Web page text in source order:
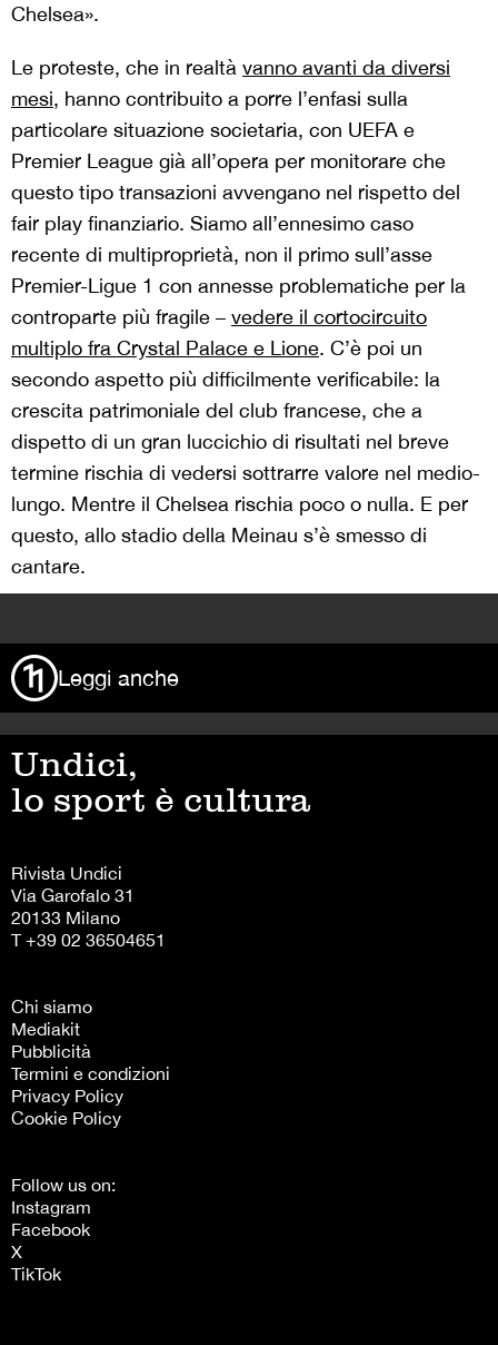
Chelsea».
Le proteste, che in realtà vanno avanti da diversi
mesi, hanno contribuito a porre l’enfasi sulla
particolare situazione societaria, con UEFA e
Premier League già all’opera per monitorare che
questo tipo transazioni avvengano nel rispetto del
fair play finanziario. Siamo all’ennesimo caso
recente di multiproprietà, non il primo sull’asse
Premier-Ligue 1 con annesse problematiche per la
controparte più fragile – vedere il cortocircuito
multiplo fra Crystal Palace e Lione. C’è poi un
secondo aspetto più difficilmente verificabile: la
crescita patrimoniale del club francese, che a
dispetto di un gran luccichio di risultati nel breve
termine rischia di vedersi sottrarre valore nel medio-
lungo. Mentre il Chelsea rischia poco o nulla. E per
questo, allo stadio della Meinau s’è smesso di
cantare.
Leggi anche
Undici,
lo sport è cultura
Rivista Undici
Via Garofalo 31
20133 Milano
T +39 02 36504651
Chi siamo
Mediakit
Pubblicità
Termini e condizioni
Privacy Policy
Cookie Policy
Follow us on:
Instagram
Facebook
X
TikTok